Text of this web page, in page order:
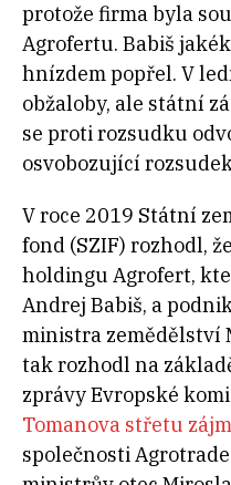
protože firma byla
Agrofertu. Babiš
hnízdem popřel. V
obžaloby, ale státní
se proti rozsudku
osvobozující
V roce 2019 Státní
fond (SZIF) rozhodl,
holdingu Agrofert,
Andrej Babiš, a
ministra zemědělství
tak rozhodl na
zprávy Evropské
Tomanova střetu
společnosti